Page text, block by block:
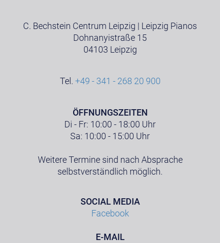
C. Bechstein Centrum Leipzig | Leipzig Pianos
Dohnanyistraße 15
04103 Leipzig
Tel. +49 - 341 - 268 20 900
ÖFFNUNGSZEITEN
Di - Fr: 10:00 - 18:00 Uhr
Sa: 10:00 - 15:00 Uhr
Weitere Termine sind nach Absprache
selbstverständlich möglich.
SOCIAL MEDIA
Facebook
E-MAIL